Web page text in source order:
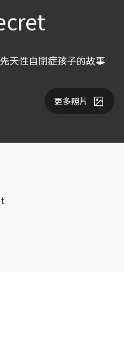
天性自閉症孩子的故事
更多照片